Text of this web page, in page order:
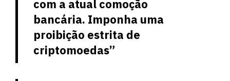
com a atual comoção
bancária. Imponha uma
proibição estrita de
criptomoedas”